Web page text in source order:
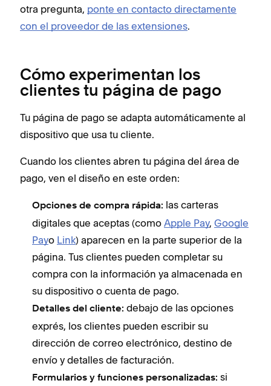
otra pregunta, ponte en contacto directamente
con el proveedor de las extensiones.
Cómo experimentan los
clientes tu página de pago
Tu página de pago se adapta automáticamente al
dispositivo que usa tu cliente.
Cuando los clientes abren tu página del área de
pago, ven el diseño en este orden:
Opciones de compra rápida: las carteras
digitales que aceptas (como Apple Pay, Google
Payo Link) aparecen en la parte superior de la
página. Tus clientes pueden completar su
compra con la información ya almacenada en
su dispositivo o cuenta de pago.
Detalles del cliente: debajo de las opciones
exprés, los clientes pueden escribir su
dirección de correo electrónico, destino de
envío y detalles de facturación.
Formularios y funciones personalizadas: si